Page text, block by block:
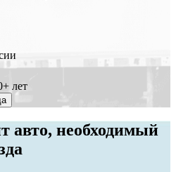
лет
авто, необходимый